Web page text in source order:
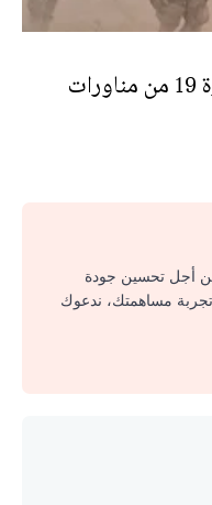
المغرب – أمريكا: انطلاق الدورة 19 من مناورات
من أجل تحسين جودة
تجربة مساهمتك، ندعوك